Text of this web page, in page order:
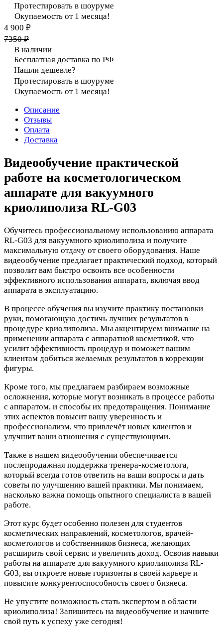
Протестировать в шоуруме
Окупаемость от 1 месяца!
4 900 ₽
7350 ₽
В наличии
Бесплатная доставка по РФ
Нашли дешевле?
Протестировать в шоуруме
Окупаемость от 1 месяца!
Описание
Отзывы
Оплата
Доставка
Видеообучение практической
работе на косметологическом
аппарате для вакуумного
криолиполиза RL-G03
Обучитесь профессиональному использованию аппарата
RL-G03 для вакуумного криолиполиза и получите
максимальную отдачу от своего оборудования. Наше
видеообучение предлагает практический подход, который
позволит вам быстро освоить все особенности
эффективного использования аппарата, включая ввод
аппарата в эксплуатацию.
В процессе обучения вы изучите практику постановки
руки, помогающую достичь лучших результатов в
процедуре криолиполиза. Мы акцентируем внимание на
применении аппарата с аппаратной косметикой, что
усилит эффективность процедур и поможет вашим
клиентам добиться желаемых результатов в коррекции
фигуры.
Кроме того, мы предлагаем разбираем возможные
осложнения, которые могут возникать в процессе работы
с аппаратом, и способы их предотвращения. Понимание
этих аспектов повысит вашу уверенность и
профессионализм, что привлечёт новых клиентов и
улучшит ваши отношения с существующими.
Также в нашем видеообучении обеспечивается
послепродажная поддержка тренера-косметолога,
который всегда готов ответить на ваши вопросы и дать
советы по улучшению вашей практики. Мы понимаем,
насколько важна помощь опытного специалиста в вашей
работе.
Этот курс будет особенно полезен для студентов
косметических направлений, косметологов, врачей-
косметологов и собственников бизнеса, желающих
расширить свой сервис и увеличить доход. Освоив навыки
работы на аппарате для вакуумного криолиполиза RL-
G03, вы откроете новые горизонты в своей карьере и
повысите конкурентоспособность своего бизнеса.
Не упустите возможность стать экспертом в области
криолиполиза! Запишитесь на видеообучение и начните
свой путь к успеху уже сегодня!